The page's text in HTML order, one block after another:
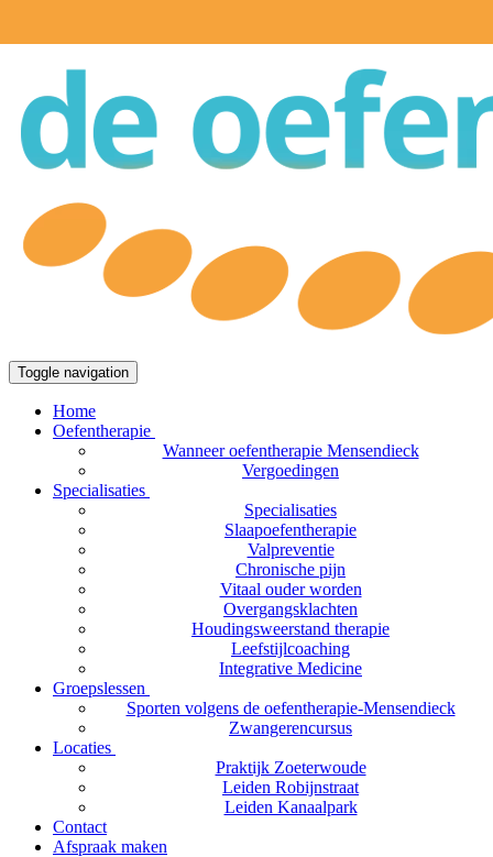
Toggle navigation
Home
Oefentherapie
Wanneer oefentherapie Mensendieck
Vergoedingen
Specialisaties
Specialisaties
Slaapoefentherapie
Valpreventie
Chronische pijn
Vitaal ouder worden
Overgangsklachten
Houdingsweerstand therapie
Leefstijlcoaching
Integrative Medicine
Groepslessen
Sporten volgens de oefentherapie-Mensendieck
Zwangerencursus
Locaties
Praktijk Zoeterwoude
Leiden Robijnstraat
Leiden Kanaalpark
Contact
Afspraak maken